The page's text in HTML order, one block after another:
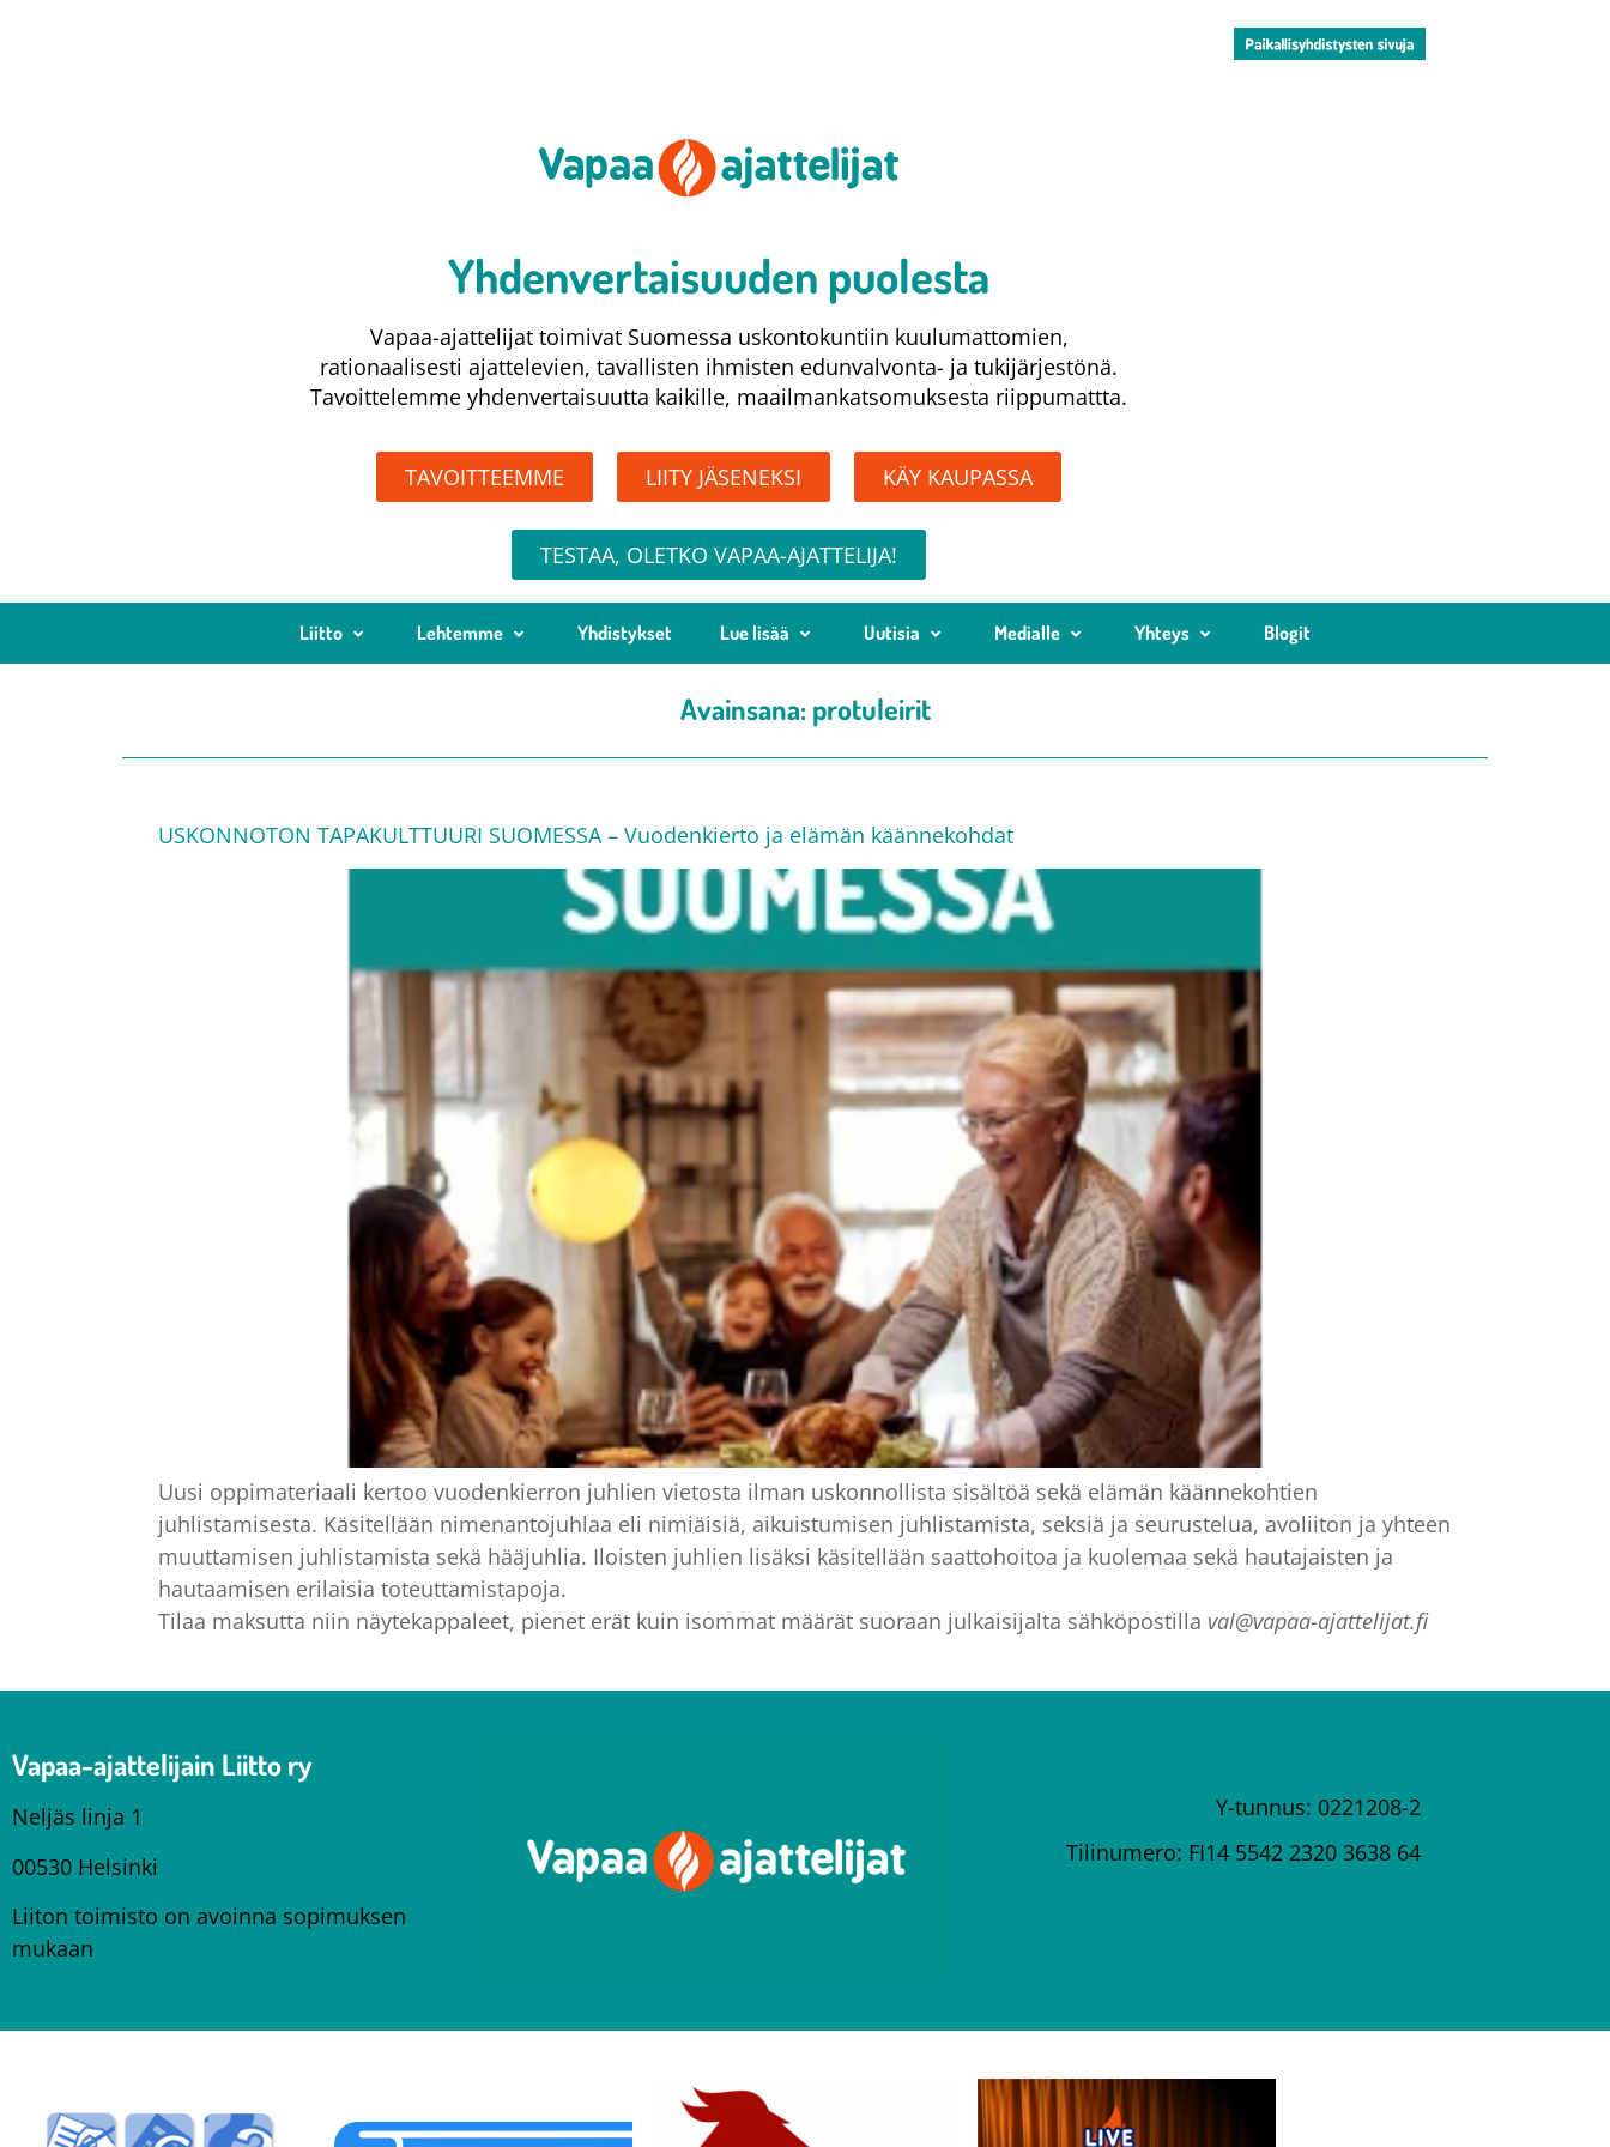
Yhdenvertaisuuden puolesta​
Vapaa-ajattelijat toimivat Suomessa uskontokuntiin kuulumattomien,
rationaalisesti ajattelevien, tavallisten ihmisten edunvalvonta- ja tukijärjestönä.
Tavoittelemme yhdenvertaisuutta kaikille, maailmankatsomuksesta riippumattta.
TAVOITTEEMME LIITY JÄSENEKSI KÄY KAUPASSA
TESTAA, OLETKO VAPAA-AJATTELIJA!
Liitto Lehtemme Yhdistykset Lue lisää Uutisia Medialle Yhteys Blogit
Avainsana:protuleirit
USKONNOTON TAPAKULTTUURI SUOMESSA – Vuodenkierto ja elämän käännekohdat
Uusi oppimateriaali kertoo vuodenkierron juhlien vietosta ilman uskonnollista sisältöä sekä elämän käännekohtien
juhlistamisesta. Käsitellään nimenantojuhlaa eli nimiäisiä, aikuistumisen juhlistamista, seksiä ja seurustelua, avoliiton ja yhteen
muuttamisen juhlistamista sekä hääjuhlia. Iloisten juhlien lisäksi käsitellään saattohoitoa ja kuolemaa sekä hautajaisten ja
hautaamisen erilaisia toteuttamistapoja.
Tilaa maksutta niin näytekappaleet, pienet erät kuin isommat määrät suoraan julkaisijalta sähköpostilla val@vapaa-ajattelijat.fi
Vapaa-ajattelijain Liitto ry
Neljäs linja 1
00530 Helsinki
Liiton toimisto on avoinna sopimuksen
mukaan
Y-tunnus: 0221208-2
Tilinumero: FI14 5542 2320 3638 64